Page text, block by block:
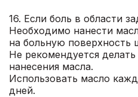
16. Если боль в области
Необходимо нанести
на больную
Не рекомендуется
нанесения масла.
Использовать масло
дней.